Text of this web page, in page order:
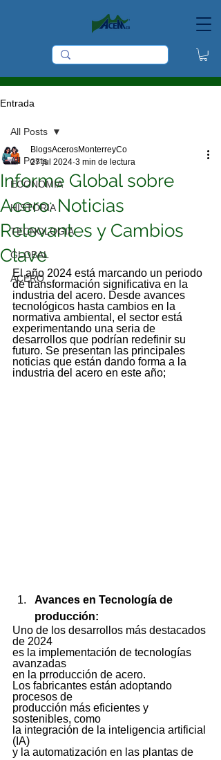
Entrada
All Posts
ECONOMIA
HISTORIA
TECNOLOGIA
GLOBAL
ACERO
All Posts
Informe Global sobre
Acero: Noticias
Relevantes y Cambios
Clave
BlogsAcerosMonterreyCo
27 jul 2024 3 min de lectura
El año 2024 está marcando un periodo
de transformación significativa en la
industria del acero. Desde avances
tecnológicos hasta cambios en la
normativa ambiental, el sector está
experimentando una seria de
desarrollos que podrían redefinir su
futuro. Se presentan las principales
noticias que están dando forma a la
industria del acero en este año;
Avances en Tecnología de
producción:
Uno de los desarrollos más destacados
de 2024
es la implementación de tecnologías
avanzadas
en la prroducción de acero.
Los fabricantes están adoptando
procesos de
producción más eficientes y
sostenibles, como
la integración de la inteligencia artificial
(IA)
y la automatización en las plantas de